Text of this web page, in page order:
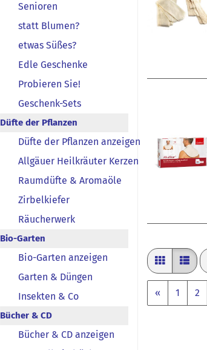
Senioren
statt Blumen?
etwas Süßes?
Edle Geschenke
Probieren Sie!
Geschenk-Sets
Düfte der Pflanzen
Düfte der Pflanzen anzeigen
Allgäuer Heilkräuter Kerzen
Raumdüfte & Aromaöle
Zirbelkiefer
Räucherwerk
Bio-Garten
Bio-Garten anzeigen
Garten & Düngen
Insekten & Co
Bücher & CD
Bücher & CD anzeigen
« 1 2